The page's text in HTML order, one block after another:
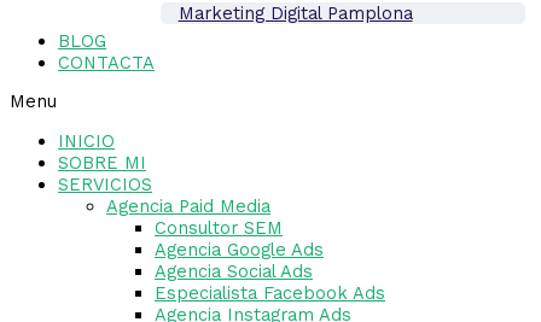
Marketing Digital Pamplona
BLOG
CONTACTA
Menu
INICIO
SOBRE MI
SERVICIOS
Agencia Paid Media
Consultor SEM
Agencia Google Ads
Agencia Social Ads
Especialista Facebook Ads
Agencia Instagram Ads